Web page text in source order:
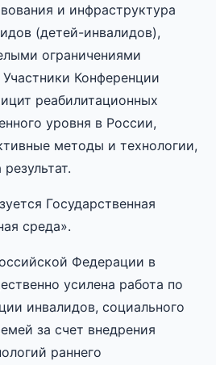
и инфраструктура
(детей-инвалидов),
ограничениями
Конференции
реабилитационных
уровня в России,
методы и технологии,
Государственная
среда».
Федерации в
усилена работа по
инвалидов, социального
за счет внедрения
раннего